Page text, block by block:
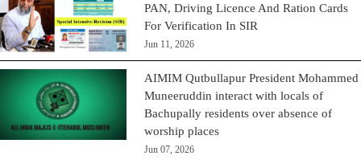
PAN, Driving Licence And Ration Cards
For Verification In SIR
Jun 11, 2026
AIMIM Qutbullapur President Mohammed
Muneeruddin interact with locals of
Bachupally residents over absence of
worship places
Jun 07, 2026